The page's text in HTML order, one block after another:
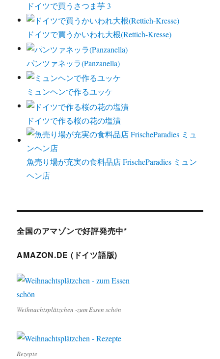
ドイツで買うさつま芋 3
ドイツで買うかいわれ大根(Rettich-Kresse)
パンツァネッラ(Panzanella)
ミュンヘンで作るユッケ
ドイツで作る桜の花の塩漬
魚売り場が充実の食料品店 FrischeParadies ミュン
ヘン店
全国のアマゾンで好評発売中*
AMAZON.DE (ドイツ語版)
Weihnachtsplätzchen -zum Essen schön
Rezepte